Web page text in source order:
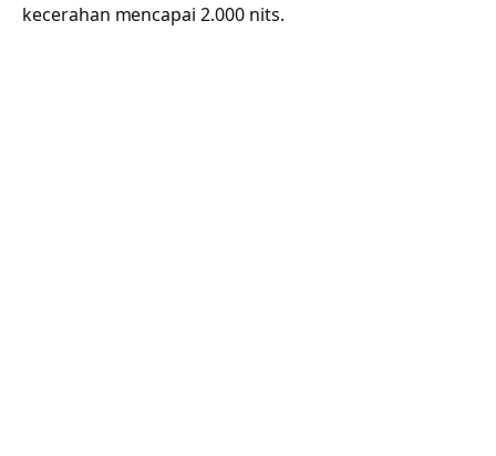
kecerahan mencapai 2.000 nits.